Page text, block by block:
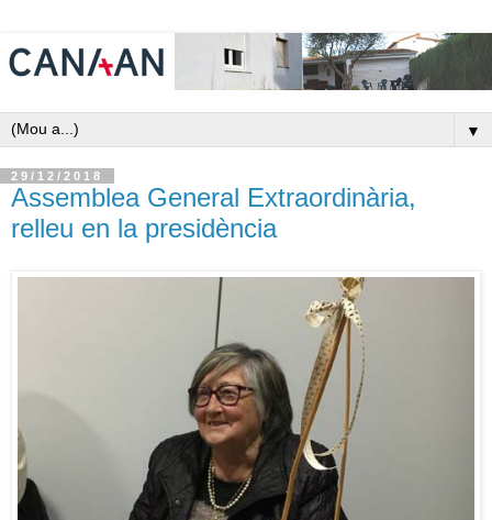
▼
29/12/2018
Assemblea General Extraordinària,
relleu en la presidència